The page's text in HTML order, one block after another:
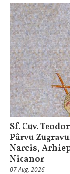
Sf. Cuv.
Pârvu
Narcis,
Nicanor
07 Aug, 2026